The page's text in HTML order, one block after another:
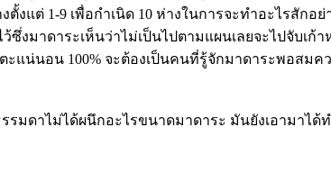
แต่ 1-9 เพื่อกำเนิด 10 ห่างในการจะทำอะไรสัก
าดาระเห็นว่าไม่เป็นไปตามแผนเลยจะไปจับเก้าห
แน่นอน 100% จะต้องเป็นคนที่รู้จักมาดาระพอสม
มดาไม่ได้ผนึกอะไรขนาดมาดาระ มันยังเอามาไ